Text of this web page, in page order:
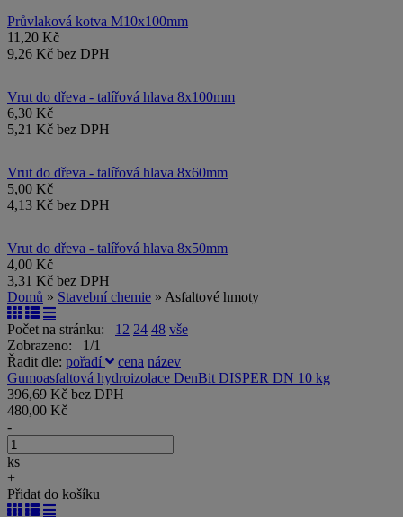
Průvlaková kotva M10x100mm
11,20 Kč
9,26 Kč bez DPH
Vrut do dřeva - talířová hlava 8x100mm
6,30 Kč
5,21 Kč bez DPH
Vrut do dřeva - talířová hlava 8x60mm
5,00 Kč
4,13 Kč bez DPH
Vrut do dřeva - talířová hlava 8x50mm
4,00 Kč
3,31 Kč bez DPH
Domů » Stavební chemie » Asfaltové hmoty
Počet na stránku: 12 24 48 vše
Zobrazeno: 1/1
Řadit dle: pořadí cena název
Gumoasfaltová hydroizolace DenBit DISPER DN 10 kg
396,69 Kč bez DPH
480,00 Kč
-
ks
+
Přidat do košíku